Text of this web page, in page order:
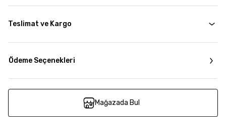
Teslimat ve Kargo
Ödeme Seçenekleri
Mağazada Bul